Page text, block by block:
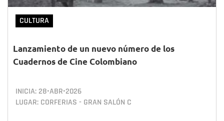
CULTURA
Lanzamiento de un nuevo número de los
Cuadernos de Cine Colombiano
INICIA: 28•ABR•2026
LUGAR: CORFERIAS - GRAN SALÓN C